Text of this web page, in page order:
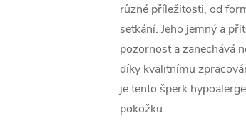
různé příležitosti, od
setkání. Jeho jemný a
pozornost a zanechává
díky kvalitnímu
je tento šperk
pokožku.